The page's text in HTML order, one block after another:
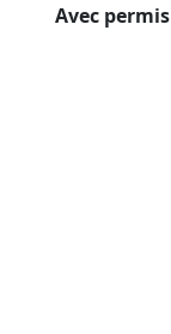
Avec permis